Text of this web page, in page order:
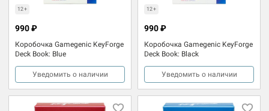
12+
Коробочка Gamegenic KeyForge
Deck Book: Blue
990 ₽
Уведомить о наличии
12+
Коробочка Gamegenic KeyForge
Deck Book: Black
990 ₽
Уведомить о наличии